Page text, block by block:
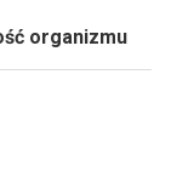
organizmu